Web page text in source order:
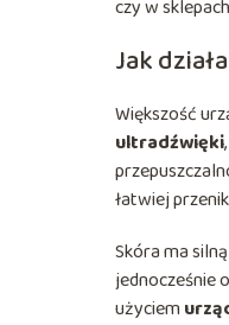
czy w
Jak
Większość
ultradźwięki
łatwiej
Skóra ma
jednocześnie
użyciem